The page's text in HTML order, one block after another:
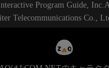
Program Guide,
Telecommunications Co.,